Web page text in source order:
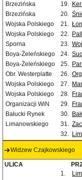
Brzezińska
19.
Brzezińska
20.
Wojska Polskiego
21.
Wojska Polskiego
22.
Sporna
23.
Boya-Żeleńskiego
24.
Boya-Żeleńskiego
25.
Obr. Westerplatte
26.
Wojska Polskiego
27.
Wojska Polskiego
28.
Organizacji WiN
29.
Bałucki Rynek
30.
Limanowskiego
31.
32.
Widzew Czajkowskiego
ULICA
1.